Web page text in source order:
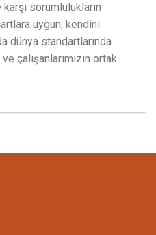
sorumlulukların
uygun, kendini
dünya standartlarında
çalışanlarımızın ortak